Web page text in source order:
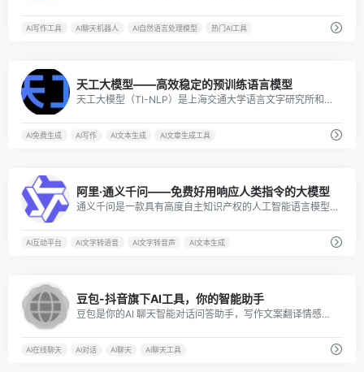
AI写作工具 AI聊天机器人 AI自然语言处理模型 热门AI工具
天工大模型——高效稳定的预训练语言模型
天工大模型（TI-NLP）是上海交通大学语言文字研究所和自然语言处理实验室共同开发的大型中文自然语言处理模型，旨在为自然语言处理领域的学者和开发者提供一款功能强大、高效稳定的预训练语言模型。
AI免费生成 AI写作 AI文本生成 AI文章生成工具
阿里·通义千问——免费好用响应人类指令的大模型
通义千问是一款具有高度自主知识产权的人工智能语言模型，具有强大的语言处理能力
AI互动平台 AI文字转语音 AI文字转音声 AI文本生成
豆包-抖音旗下AI工具，你的智能助手
豆包是你的AI 聊天智能对话问答助手，写作文案翻译情感陪伴编程全能工具。豆包为你答疑解惑，提供灵感，辅助创作，也可以和你畅聊任何你感兴趣的话题。
AI在线聊天 AI对话 AI聊天 AI聊天工具